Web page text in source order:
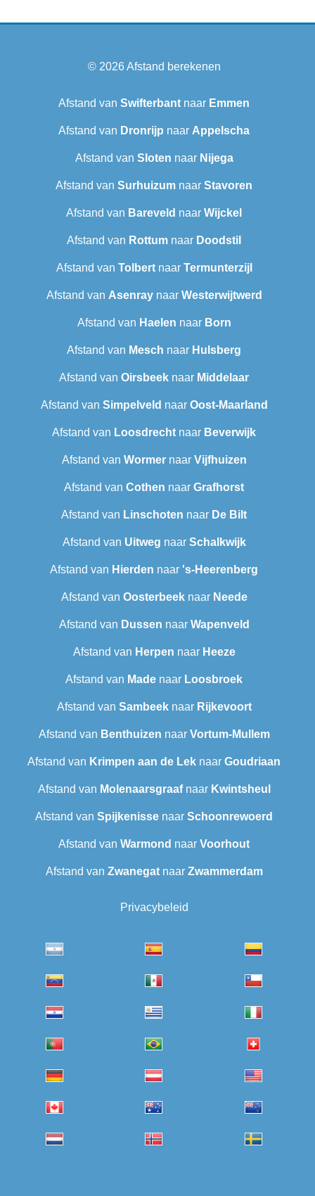
© 2026Afstand berekenen
Afstand van Swifterbant naar Emmen
Afstand van Dronrijp naar Appelscha
Afstand van Sloten naar Nijega
Afstand van Surhuizum naar Stavoren
Afstand van Bareveld naar Wijckel
Afstand van Rottum naar Doodstil
Afstand van Tolbertnaar Termunterzijl
Afstand van Asenraynaar Westerwijtwerd
Afstand van Haelen naar Born
Afstand van Mesch naar Hulsberg
Afstand van Oirsbeek naar Middelaar
Afstand van Simpelveld naar Oost-Maarland
Afstand van Loosdrecht naar Beverwijk
Afstand van Wormernaar Vijfhuizen
Afstand van Cothen naar Grafhorst
Afstand van Linschoten naar De Bilt
Afstand van Uitweg naar Schalkwijk
Afstand van Hierden naar 's-Heerenberg
Afstand van Oosterbeeknaar Neede
Afstand van Dussen naar Wapenveld
Afstand van Herpen naar Heeze
Afstand van Made naar Loosbroek
Afstand van Sambeeknaar Rijkevoort
Afstand van Benthuizen naar Vortum-Mullem
Afstand van Krimpen aan de Lek naar Goudriaan
Afstand van Molenaarsgraafnaar Kwintsheul
Afstand van Spijkenisse naar Schoonrewoerd
Afstand van Warmond naar Voorhout
Afstand van Zwanegatnaar Zwammerdam
Privacybeleid